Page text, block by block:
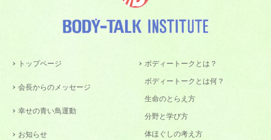
トップページ
会長からのメッセージ
幸せの青い鳥運動
お知らせ
ボディートークとは？
ボディートークとは何？
生命のとらえ方
分野と学び方
体ほぐしの考え方